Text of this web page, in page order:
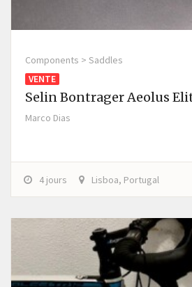
Components > Saddles
VENTE
Selin Bontrager Aeolus
Marco Dias
4 jours Lisboa, Portugal